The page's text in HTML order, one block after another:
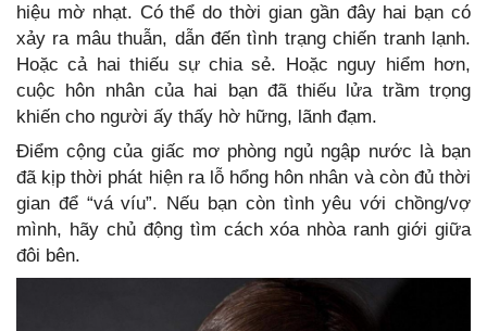
hiệu mờ nhạt. Có thể do thời gian gần đây hai bạn có
xảy ra mâu thuẫn, dẫn đến tình trạng chiến tranh lạnh.
Hoặc cả hai thiếu sự chia sẻ. Hoặc nguy hiểm hơn,
cuộc hôn nhân của hai bạn đã thiếu lửa trầm trọng
khiến cho người ấy thấy hờ hững, lãnh đạm.
Điểm cộng của giấc mơ phòng ngủ ngập nước là bạn
đã kịp thời phát hiện ra lỗ hổng hôn nhân và còn đủ thời
gian để “vá víu”. Nếu bạn còn tình yêu với chồng/vợ
mình, hãy chủ động tìm cách xóa nhòa ranh giới giữa
đôi bên.